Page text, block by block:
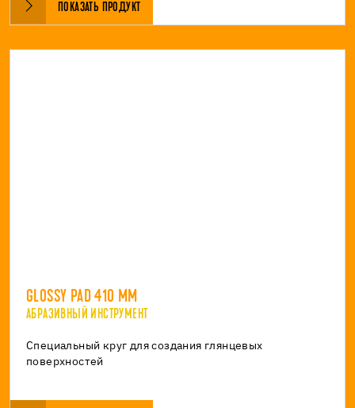
ПОКАЗАТЬ ПРОДУКТ
GLOSSY PAD 410 MM
АБРАЗИВНЫЙ ИНСТРУМЕНТ
Специальный круг для создания глянцевых
поверхностей